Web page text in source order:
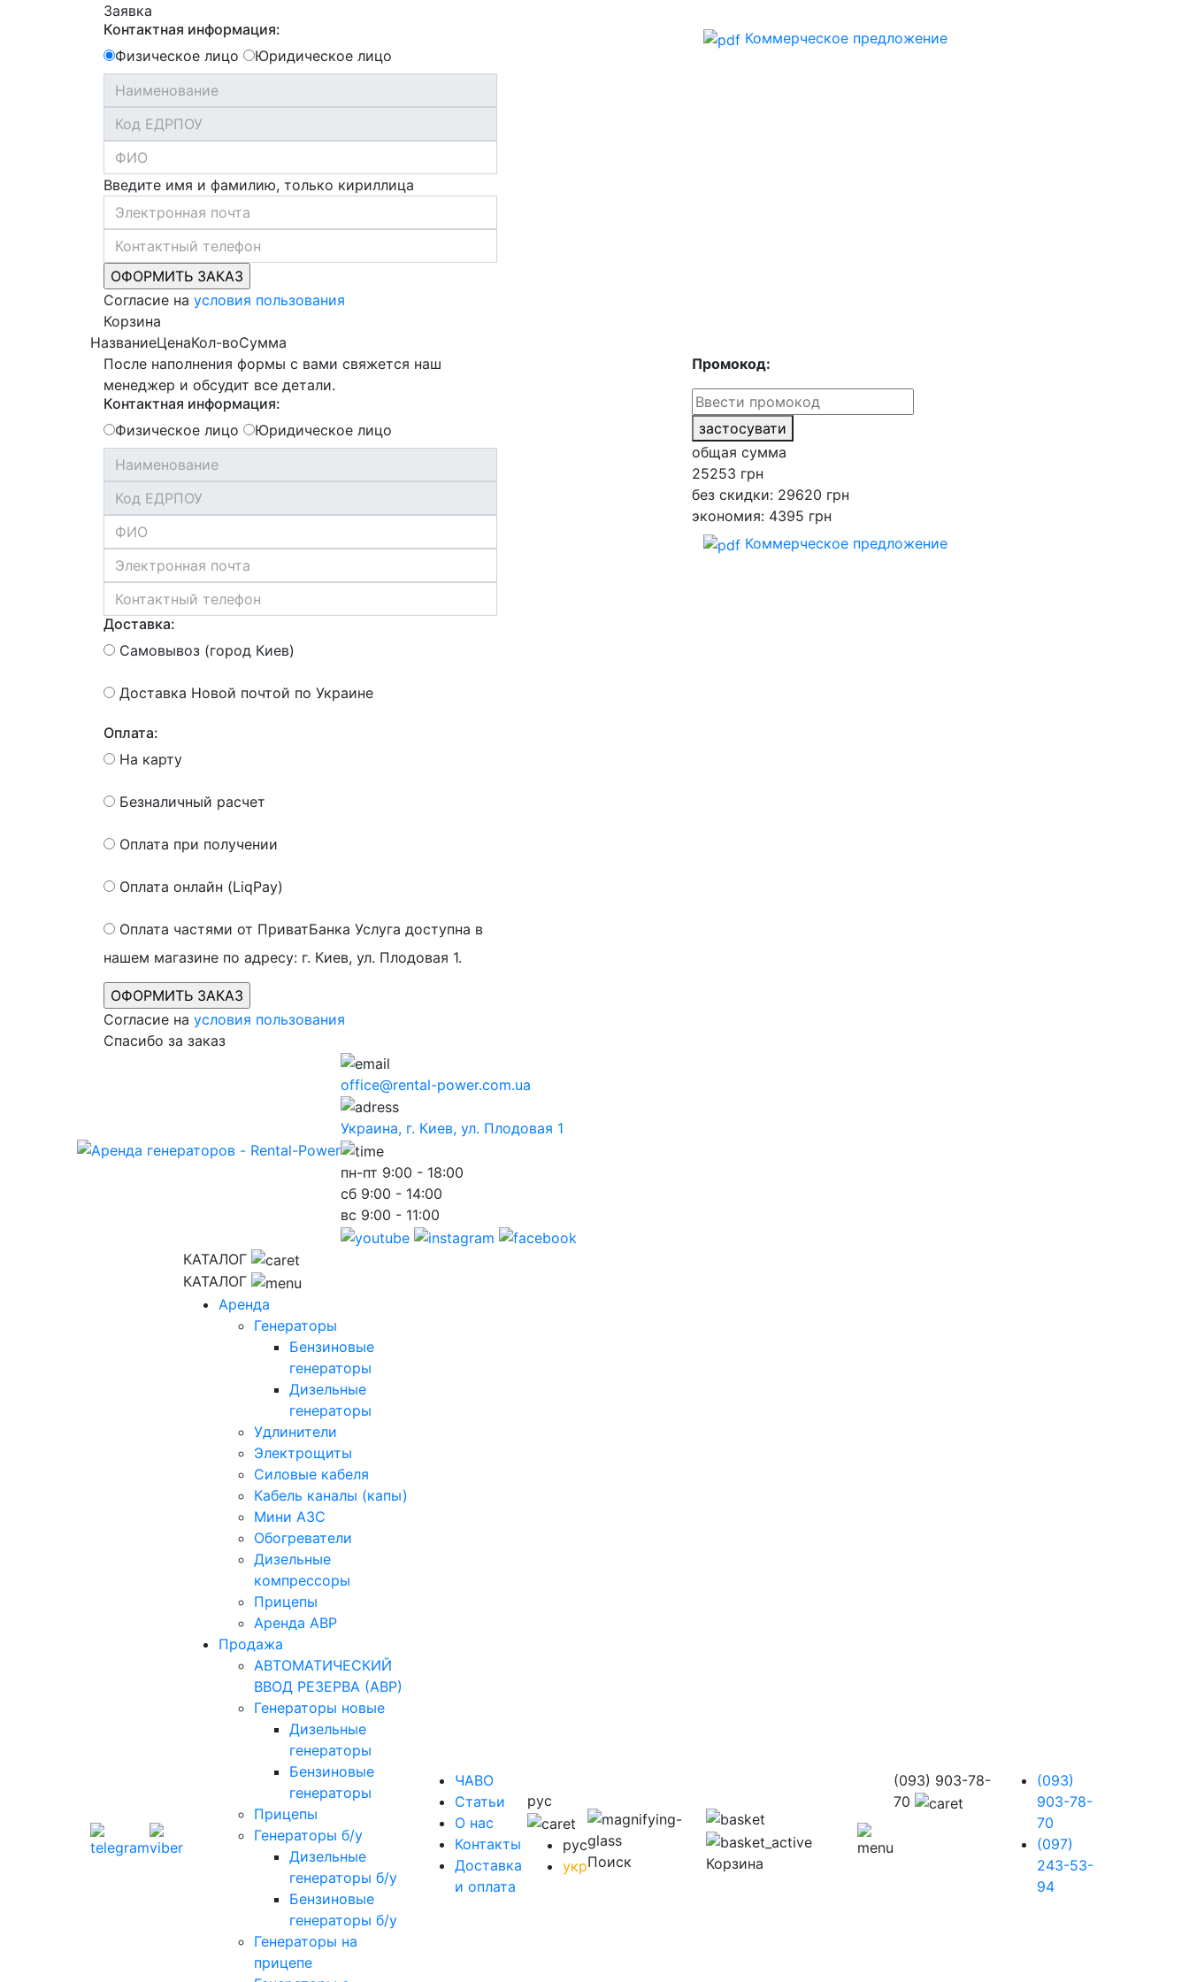
Заявка
Контактная информация:
Физическое лицо
Юридическое лицо
Введите имя и фамилию, только кириллица
Согласие на условия пользования
Коммерческое предложение
Корзина
НазваниеЦенаКол-воСумма
После наполнения формы с вами свяжется наш
менеджер и обсудит все детали.
Контактная информация:
Физическое лицо
Юридическое лицо
Доставка:
Самовывоз (город Киев)
Доставка Новой почтой по Украине
Оплата:
На карту
Безналичный расчет
Оплата при получении
Оплата онлайн (LiqPay)
Оплата частями от ПриватБанка Услуга доступна в
нашем магазине по адресу: г. Киев, ул. Плодовая 1.
Согласие на условия пользования
Промокод:
застосувати
общая сумма
25253 грн
без скидки: 29620 грн
экономия: 4395 грн
Коммерческое предложение
Спасибо за заказ
office@rental-power.com.ua
Украина, г. Киев, ул. Плодовая 1
пн-пт 9:00 - 18:00
сб 9:00 - 14:00
вс 9:00 - 11:00
КАТАЛОГ
КАТАЛОГ
Аренда
Генераторы
Бензиновые
генераторы
Дизельные
генераторы
Удлинители
Электрощиты
Силовые кабеля
Кабель каналы (капы)
Мини АЗС
Обогреватели
Дизельные
компрессоры
Прицепы
Аренда АВР
Продажа
АВТОМАТИЧЕСКИЙ
ВВОД РЕЗЕРВА (АВР)
Генераторы новые
Дизельные
генераторы
Бензиновые
генераторы
Прицепы
Генераторы б/у
Дизельные
генераторы б/у
Бензиновые
генераторы б/у
Генераторы на
прицепе
ЧАВО
Cтатьи
O нас
Контакты
Доставка
и оплата
рус
рус
укрПоиск Корзина
(093) 903-78-
70
(093)
903-78-
70
(097)
243-53-
94